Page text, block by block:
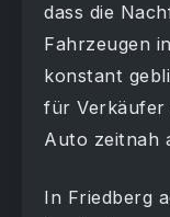
dass die
Fahrzeugen
konstant
für Verkäufer
Auto zeitnah
In Friedberg